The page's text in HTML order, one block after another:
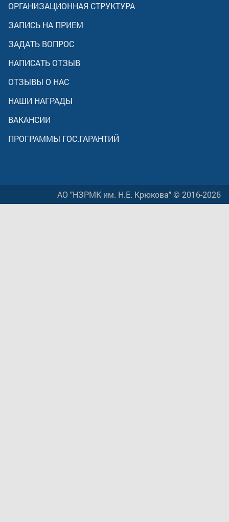
ОРГАНИЗАЦИОННАЯ СТРУКТУРА
ЗАПИСЬ НА ПРИЕМ
ЗАДАТЬ ВОПРОС
НАПИСАТЬ ОТЗЫВ
ОТЗЫВЫ О НАС
НАШИ НАГРАДЫ
ВАКАНСИИ
ПРОГРАММЫ ГОС.ГАРАНТИЙ
АО "НЗРМК им. Н.Е. Крюкова" © 2016-2026